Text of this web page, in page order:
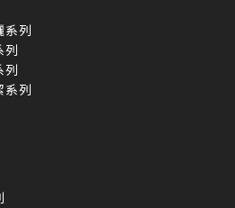
系列
列
列
系列